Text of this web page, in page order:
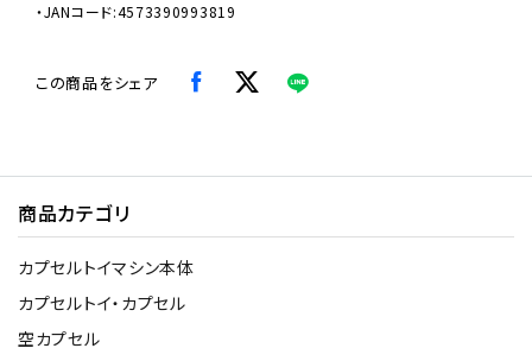
・JANコード:4573390993819
この商品をシェア
商品カテゴリ
カプセルトイマシン本体
カプセルトイ・カプセル
空カプセル